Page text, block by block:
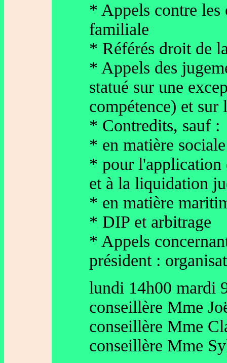
* Appels contre les
familiale
* Référés droit de
* Appels des
statué sur une
compétence) et
* Contredits, sauf :
* en matière sociale
* pour l'application
et à la liquidation
* en matière
* DIP et arbitrage
* Appels
président :
lundi 14h00 mardi
conseillère Mme
conseillère Mme
conseillère Mme